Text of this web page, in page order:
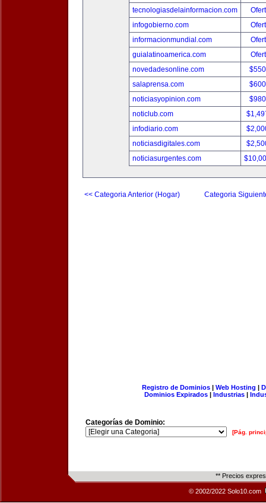
tecnologiasdelainformacion.com
infogobierno.com
informacionmundial.com
guialatinoamerica.com
novedadesonline.com
salaprensa.com
noticiasyopinion.com
noticlub.com
infodiario.com
noticiasdigitales.com
noticiasurgentes.com
<< Categoria Anterior (Hogar) Categoria
Registro de Dominios| Web Hosting |
Dominios Expirados | Industrias |
Categorías de Dominio:
[Pág.
** Precios
© 2002/2022 Solo10.com